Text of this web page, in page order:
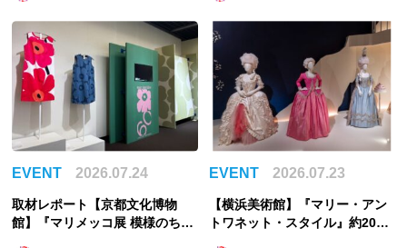
EVENT 2026.07.24
取材レポート【京都文化博物
館】『マリメッコ展 模様のちか
EVENT 2026.07.23
【横浜美術館】『マリー・アン
トワネット・スタイル』約200